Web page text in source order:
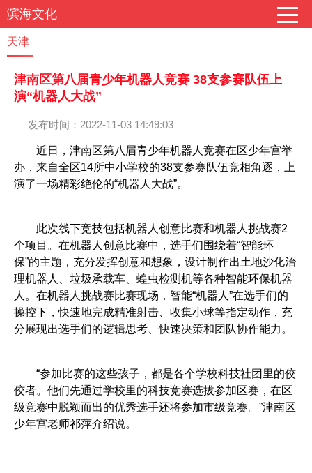
滨海文化
天津
津南区第八届青少年机器人竞赛 38支参赛队伍上
演“机器人大战”
发布时间：2022-11-03 14:49:03
近日，津南区第八届青少年机器人竞赛在区少年宫举
办，来自全区14所中小学校的38支参赛队伍竞相角逐，上
演了一场精彩绝伦的“机器人大战”。
此次线下竞技包括机器人创意比赛和机器人挑战赛2
个项目。在机器人创意比赛中，选手们围绕着“智能环
保”的主题，充分发挥创意和想象，设计制作出土地沙化治
理机器人、垃圾承载车、蝗虫检测机等各种智能环保机器
人。在机器人挑战赛比赛现场，智能“机器人”在选手们的
操控下，快速地完成精准射击、收集小球等指定动作，充
分展现出选手们的逻辑思考、快速决策和团队协作能力。
“参加比赛的这些孩子，都是各个学校科技社团里的佼
佼者。他们先通过学校里的科技竞赛选拔参加区赛，在区
级竞赛中脱颖而出的优秀选手还将参加市级竞赛。”津南区
少年宫老师祁萍介绍说。